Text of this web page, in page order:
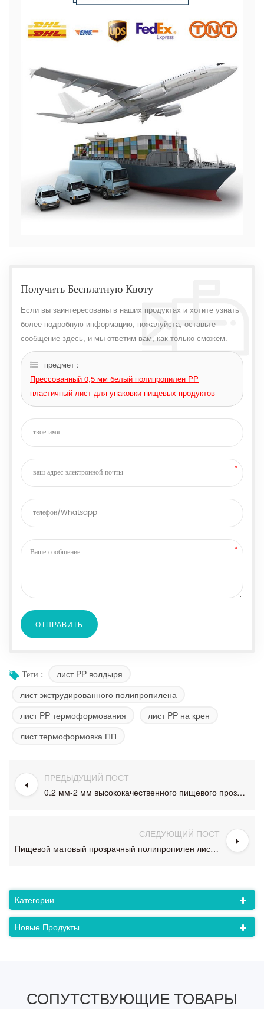
Получить Бесплатную Квоту
Если вы заинтересованы в наших продуктах и ​​хотите узнать
более подробную информацию, пожалуйста, оставьте
сообщение здесь, и мы ответим вам, как только сможем.
предмет :
Прессованный 0,5 мм белый полипропилен PP
пластичный лист для упаковки пищевых продуктов
Теги :
лист PP волдыря
лист экструдированного полипропилена
лист PP термоформования
лист PP на крен
лист термоформовка ПП
ПРЕДЫДУЩИЙ ПОСТ
0.2 мм-2 мм высококачественного пищевого прозрачного полипропилена PP пластичный лист
СЛЕДУЮЩИЙ ПОСТ
Пищевой матовый прозрачный полипропилен листовой PP-ролл
Категории
Новые Продукты
СОПУТСТВУЮЩИЕ ТОВАРЫ